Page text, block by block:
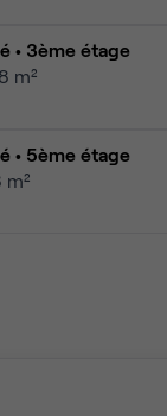
• 3ème étage
m²
• 5ème étage
m²